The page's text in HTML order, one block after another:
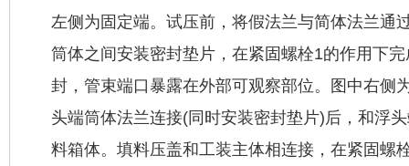
左侧为固定端。试压前，将假法兰与简体法兰通
筒体之间安装密封垫片，在紧固螺栓1的作用下
封，管束端口暴露在外部可观察部位。图中右侧
头端筒体法兰连接(同时安装密封垫片)后，和浮
料箱体。填料压盖和工装主体相连接，在紧固螺